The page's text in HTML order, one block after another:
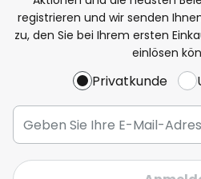
registrieren und wir senden
zu, den Sie bei Ihrem ersten
einlösen
Privatkunde